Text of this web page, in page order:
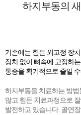
하지부동의
기존에는 힘든 외고정 장
장치 없이 뼈속에 고정하
통증을 획기적으로 줄일
하지부동을 치료하는 방법
많고 힘든 치료과정으로
발전하고 있습니다. 골연